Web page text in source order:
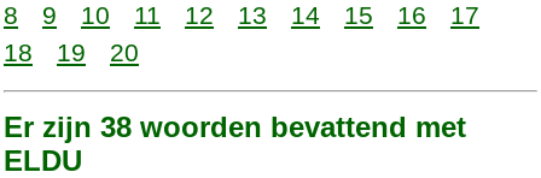
8
9 10 11 12 13 14 15 16
17
18
19 20
Er zijn 38 woorden bevattend met
ELDU